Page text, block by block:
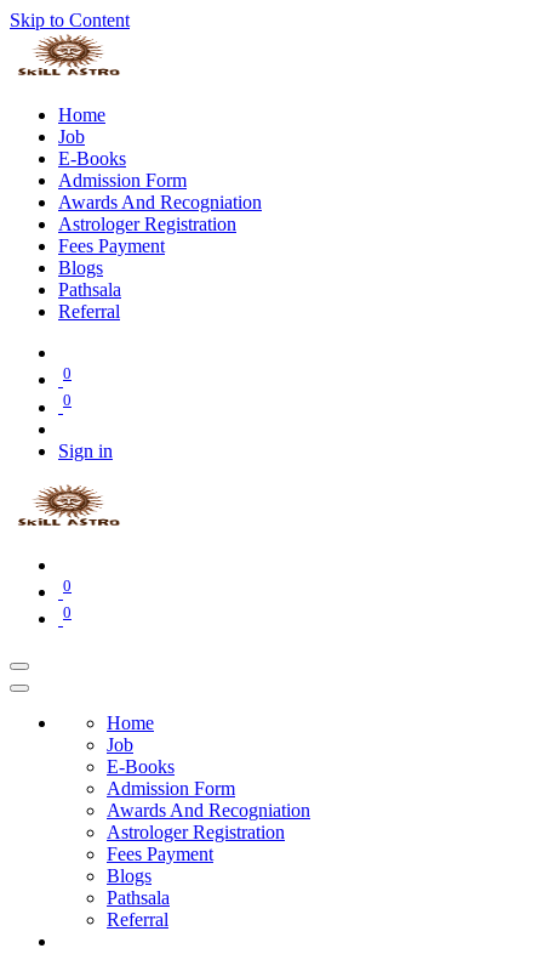
Skip to Content
Home
Job
E-Books
Admission Form
Awards And Recogniation
Astrologer Registration
Fees Payment
Blogs
Pathsala
Referral
0
0
Sign in
0
0
Home
Job
E-Books
Admission Form
Awards And Recogniation
Astrologer Registration
Fees Payment
Blogs
Pathsala
Referral